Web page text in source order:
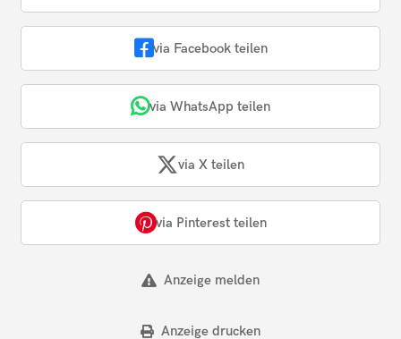
via Facebook teilen
via WhatsApp teilen
via X teilen
via Pinterest teilen
Anzeige melden
Anzeige drucken